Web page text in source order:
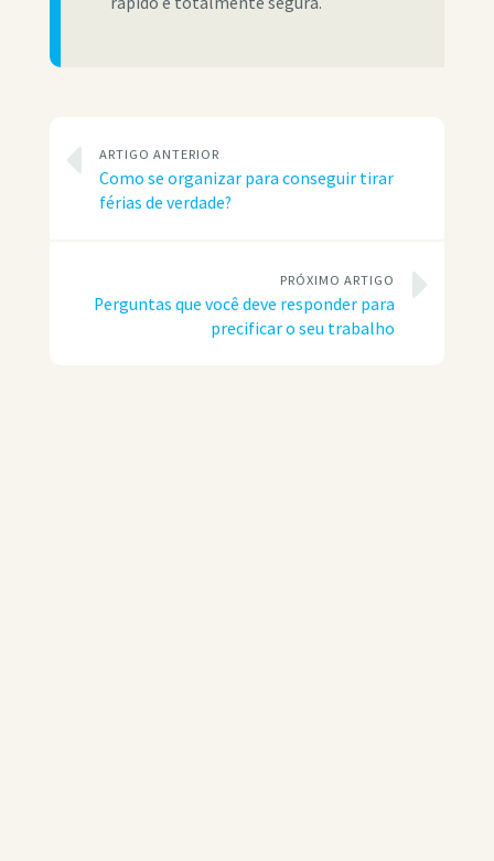
ARTIGO ANTERIOR
Como se organizar para conseguir tirar
férias de verdade?
PRÓXIMO ARTIGO
Perguntas que você deve responder para
precificar o seu trabalho